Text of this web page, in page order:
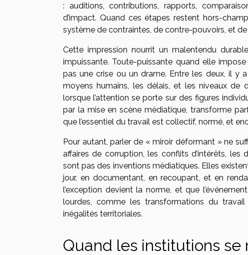
: auditions, contributions, rapports,
d’impact. Quand ces étapes restent hors-
système de contraintes, de contre-pouvoirs, et
Cette impression nourrit un malentendu
impuissante. Toute-puissante quand elle
pas une crise ou un drame. Entre les deux, il y
moyens humains, les délais, et les niveaux
lorsque l’attention se porte sur des figures
par la mise en scène médiatique, transforme
que l’essentiel du travail est collectif, normé, et
Pour autant, parler de « miroir déformant » ne
affaires de corruption, les conflits d’intérêts,
sont pas des inventions médiatiques. Elles
jour, en documentant, en recoupant, et en
l’exception devient la norme, et que
lourdes, comme les transformations du
inégalités territoriales.
Quand les institutions